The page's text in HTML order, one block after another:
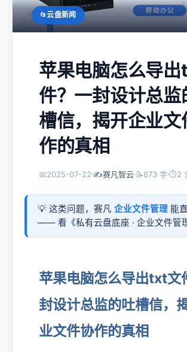
云盘新闻
苹果电脑怎么导
件？一封设计总监
槽信，揭开企业文
作的真相
📅2025-07-22 ✍️赛凡智云 📝873 字 ⏱2
💡 这类问题，赛凡 企业文件管理 能
—— 看《私有云盘底座 · 企业文件管
苹果电脑怎么导出txt文
封设计总监的吐槽信，
业文件协作的真相